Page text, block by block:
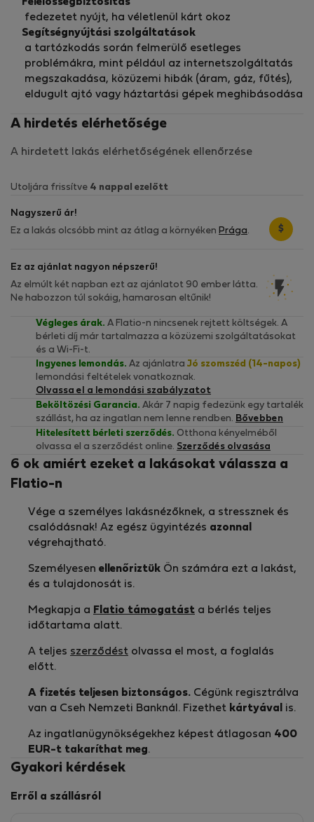
Felelősségbiztosítás
fedezetet nyújt, ha véletlenül kárt okoz
Segítségnyújtási szolgáltatások
a tartózkodás során felmerülő esetleges
problémákra, mint például az internetszolgáltatás
megszakadása, közüzemi hibák (áram, gáz, fűtés),
eldugult ajtó vagy háztartási gépek meghibásodása
A hirdetés elérhetősége
A hirdetett lakás elérhetőségének ellenőrzése
Utoljára frissítve 4 nappal ezelőtt
Nagyszerű ár!
Ez a lakás olcsóbb mint az átlag a környéken Prága. $
Ez az ajánlat nagyon népszerű!
Az elmúlt két napban ezt az ajánlatot 90 ember látta.
Ne habozzon túl sokáig, hamarosan eltűnik!
Végleges árak. A Flatio-n nincsenek rejtett költségek. A
bérleti díj már tartalmazza a közüzemi szolgáltatásokat
és a Wi-Fi-t.
Ingyenes lemondás. Az ajánlatra Jó szomszéd (14-napos)
lemondási feltételek vonatkoznak.
Olvassa el a lemondási szabályzatot
Beköltözési Garancia. Akár 7 napig fedezünk egy tartalék
szállást, ha az ingatlan nem lenne rendben. Bővebben
Hitelesített bérleti szerződés. Otthona kényelméből
olvassa el a szerződést online. Szerződés olvasása
6 ok amiért ezeket a lakásokat válassza a
Flatio-n
Vége a személyes lakásnézőknek, a stressznek és
csalódásnak! Az egész ügyintézés azonnal
végrehajtható.
Személyesen ellenőriztük Ön számára ezt a lakást,
és a tulajdonosát is.
Megkapja a Flatio támogatást a bérlés teljes
időtartama alatt.
A teljes szerződést olvassa el most, a foglalás
előtt.
A fizetés teljesen biztonságos. Cégünk regisztrálva
van a Cseh Nemzeti Banknál. Fizethet kártyával is.
Az ingatlanügynökségekhez képest átlagosan 400
EUR-t takaríthat meg.
Gyakori kérdések
Erről a szállásról